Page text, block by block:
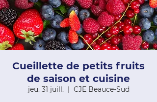
Cueillette de petits fruits
de saison et cuisine
jeu. 31 juill.
  |
CJE Beauce-Sud